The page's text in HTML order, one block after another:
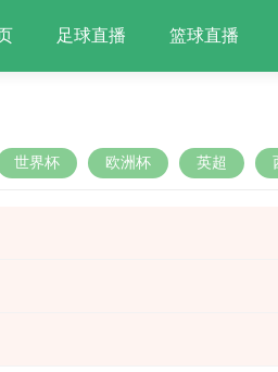
足球直播 篮球直播
世界杯 欧洲杯 英超